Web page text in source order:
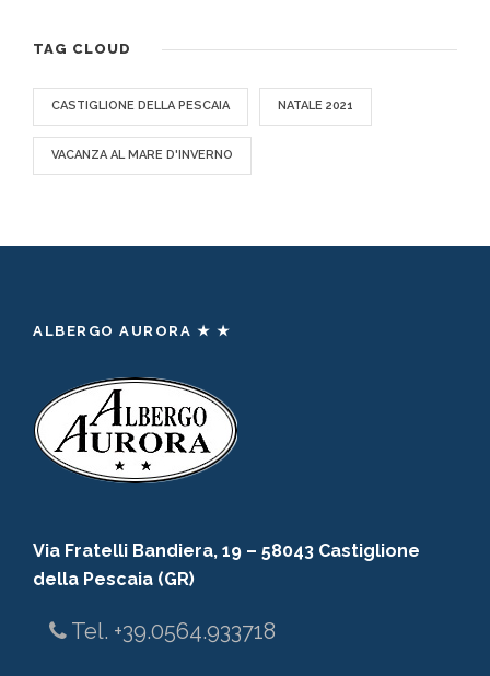
TAG CLOUD
CASTIGLIONE DELLA PESCAIA NATALE 2021
VACANZA AL MARE D'INVERNO
ALBERGO AURORA ★ ★
Via Fratelli Bandiera, 19 – 58043 Castiglione
della Pescaia (GR)
Tel. +39.0564.933718